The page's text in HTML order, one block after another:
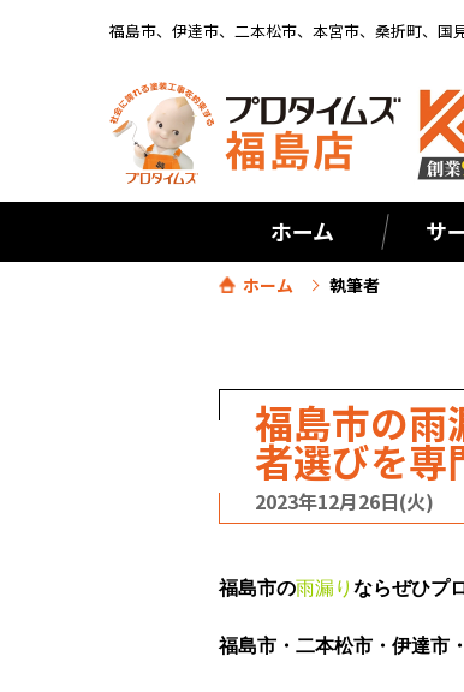
福島市、伊達市、二本松市、本宮市、桑折町、国
ホーム サ
ホーム 執筆者
福島市の雨
者選びを専
2023年12月26日(火)
福島市の雨漏り ならぜひプ
福島市・二本松市・伊達市